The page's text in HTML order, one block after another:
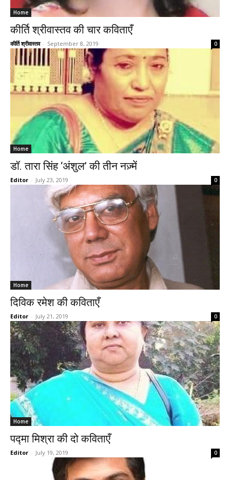
Home
कीर्ति श्रीवास्तव की चार कविताएँ
कीर्ति श्रीवास्तव - September 8, 2019 0
Home
डॉ. तारा सिंह ‘अंशुल’ की तीन नज़्में
Editor - July 23, 2019 0
Home
दिविक रमेश की कविताएँ
Editor - July 21, 2019 0
Home
पद्मा मिश्रा की दो कविताएँ
Editor - July 19, 2019 0